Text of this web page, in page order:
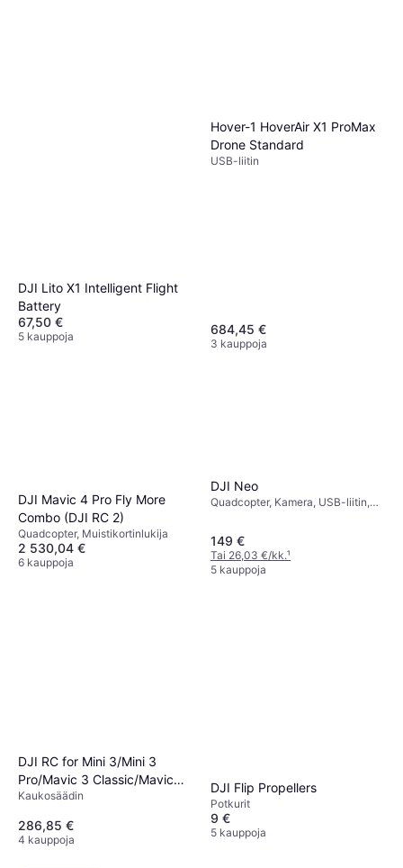
DJI Lito X1 Intelligent Flight
Battery
67,50 €
5 kauppoja
Hover-1 HoverAir X1 ProMax
Drone Standard
USB-liitin
684,45 €
3 kauppoja
DJI Mavic 4 Pro Fly More
Combo (DJI RC 2)
Quadcopter, Muistikortinlukija
2 530,04 €
6 kauppoja
DJI Neo
Quadcopter, Kamera, USB-liitin,
149 €
Tai 26,03 €/kk.¹
5 kauppoja
DJI RC for Mini 3/Mini 3
Pro/Mavic 3 Classic/Mavic
3/Mavic 3 Cine/Air 2S
Kaukosäädin
286,85 €
4 kauppoja
DJI Flip Propellers
Potkurit
9 €
5 kauppoja